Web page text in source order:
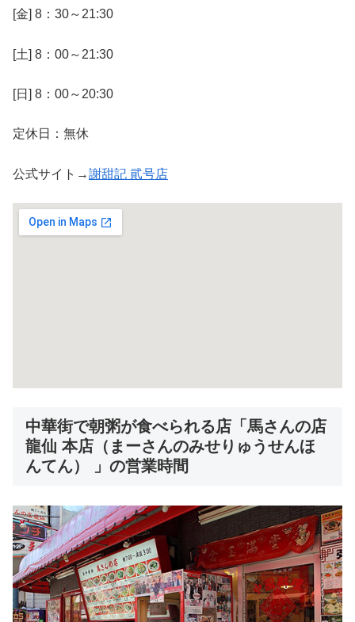
[金] 8：30～21:30
[土] 8：00～21:30
[日] 8：00～20:30
定休日：無休
公式サイト→謝甜記 貮号店
中華街で朝粥が食べられる店「馬さんの店
龍仙 本店（まーさんのみせりゅうせんほ
んてん） 」の営業時間